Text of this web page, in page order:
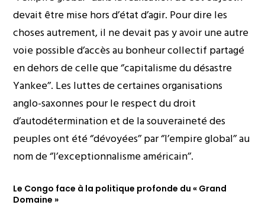
devait être mise hors d’état d’agir. Pour dire les
choses autrement, il ne devait pas y avoir une autre
voie possible d’accès au bonheur collectif partagé
en dehors de celle que ‘’capitalisme du désastre
Yankee’’. Les luttes de certaines organisations
anglo-saxonnes pour le respect du droit
d’autodétermination et de la souveraineté des
peuples ont été ‘’dévoyées’’ par ‘’l’empire global’’ au
nom de ‘’l’exceptionnalisme américain’’.
Le Congo face à la politique profonde du « Grand
Domaine »